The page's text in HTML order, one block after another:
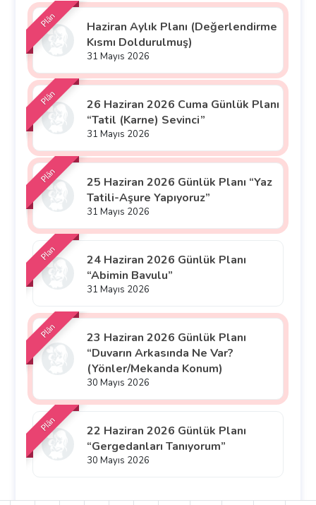
Plân
Haziran Aylık Planı (Değerlendirme
Kısmı Doldurulmuş)
31 Mayıs 2026
Plân
26 Haziran 2026 Cuma Günlük Planı
“Tatil (Karne) Sevinci”
31 Mayıs 2026
Plân
25 Haziran 2026 Günlük Planı “Yaz
Tatili-Aşure Yapıyoruz”
31 Mayıs 2026
Plan
24 Haziran 2026 Günlük Planı
“Abimin Bavulu”
31 Mayıs 2026
Plân
23 Haziran 2026 Günlük Planı
“Duvarın Arkasında Ne Var?
(Yönler/Mekanda Konum)
30 Mayıs 2026
Plân
22 Haziran 2026 Günlük Planı
“Gergedanları Tanıyorum”
30 Mayıs 2026